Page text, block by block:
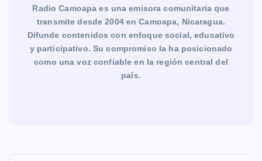
Radio Camoapa es una emisora comunitaria que
transmite desde 2004 en Camoapa, Nicaragua.
Difunde contenidos con enfoque social, educativo
y participativo. Su compromiso la ha posicionado
como una voz confiable en la región central del
país.